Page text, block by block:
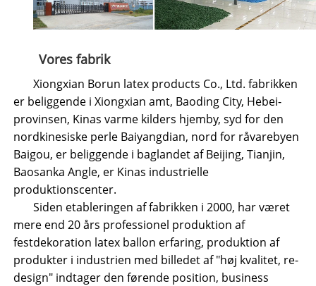
Vores fabrik
Xiongxian Borun latex products Co., Ltd. fabrikken
er beliggende i Xiongxian amt, Baoding City, Hebei-
provinsen, Kinas varme kilders hjemby, syd for den
nordkinesiske perle Baiyangdian, nord for råvarebyen
Baigou, er beliggende i baglandet af Beijing, Tianjin,
Baosanka Angle, er Kinas industrielle
produktionscenter.
Siden etableringen af ​​fabrikken i 2000, har været
mere end 20 års professionel produktion af
festdekoration latex ballon erfaring, produktion af
produkter i industrien med billedet af "høj kvalitet, re-
design" indtager den førende position, business